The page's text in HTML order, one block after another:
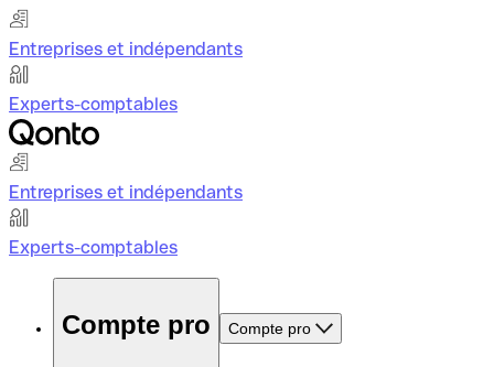
Entreprises et indépendants
Experts-comptables
Entreprises et indépendants
Experts-comptables
Compte pro Compte pro